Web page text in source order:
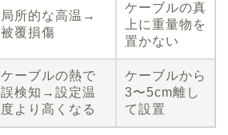
局所的な高温→
被覆損傷
ケーブルの真
上に重量物を
置かない
ケーブルの熱で
誤検知→設定温
度より高くなる
ケーブルから
3〜5cm離し
て設置